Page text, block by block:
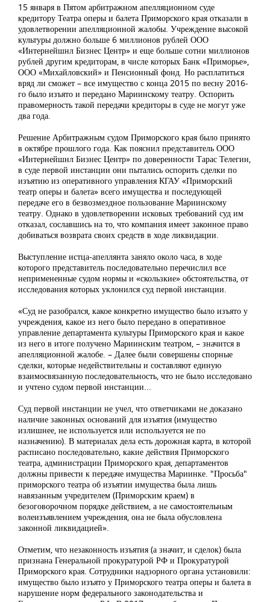
15 января в Пятом арбитражном апелляционном суде
кредитору Театра оперы и балета Приморского края отказали в
удовлетворении апелляционной жалобы. Учреждение высокой
культуры должно больше 6 миллионов рублей ООО
«Интернейшнл Бизнес Центр» и еще больше сотни миллионов
рублей другим кредиторам, в числе которых Банк «Приморье»,
ООО «Михайловский» и Пенсионный фонд. Но расплатиться
вряд ли сможет – все имущество с конца 2015 по весну 2016-
го было изъято и передано Мариинскому театру. Оспорить
правомерность такой передачи кредиторы в суде не могут уже
два года.
Решение Арбитражным судом Приморского края было принято
в октябре прошлого года. Как пояснил представитель ООО
«Интернейшнл Бизнес Центр» по доверенности Тарас Телегин,
в суде первой инстанции они пытались оспорить сделки по
изъятию из оперативного управления КГАУ «Приморский
театр оперы и балета» всего имущества и последующей
передаче его в безвозмездное пользование Мариинскому
театру. Однако в удовлетворении исковых требований суд им
отказал, сославшись на то, что компания имеет законное право
добиваться возврата своих средств в ходе ликвидации.
Выступление истца-апеллянта заняло около часа, в ходе
которого представитель последовательно перечислил все
непримененные судом нормы и «скользкие» обстоятельства, от
исследования которых уклонился суд первой инстанции.
«Суд не разобрался, какое конкретно имущество было изъято у
учреждения, какое из него было передано в оперативное
управление департамента культуры Приморского края и какое
из него в итоге получено Мариинским театром, – значится в
апелляционной жалобе. – Далее были совершены спорные
сделки, которые недействительны и составляют единую
взаимосвязанную последовательность, что не было исследовано
и учтено судом первой инстанции...
Суд первой инстанции не учел, что ответчиками не доказано
наличие законных оснований для изъятия (имущество
излишнее, не используется или используется не по
назначению). В материалах дела есть дорожная карта, в которой
расписано последовательно, какие действия Приморского
театра, администрации Приморского края, департаментов
должны привести к передаче имущества Мариинке. "Просьба"
приморского театра об изъятии имущества была лишь
навязанным учредителем (Приморским краем) в
безоговорочном порядке действием, а не самостоятельным
волеизъявлением учреждения, она не была обусловлена
законной ликвидацией».
Отметим, что незаконность изъятия (а значит, и сделок) была
признана Генеральной прокуратурой РФ и Прокуратурой
Приморского края. Сотрудники надзорного органа установили:
имущество было изъято у Приморского театра оперы и балета в
нарушение норм федерального законодательства и